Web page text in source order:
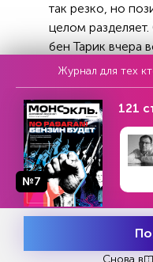
так резко, но
целом
бен Тарик вчера
президентом
Макроном
выступает за
Тайны из своих
Ормузскому
ни в
последний раз
проход по
Журнал для тех
№7
121
Снова в